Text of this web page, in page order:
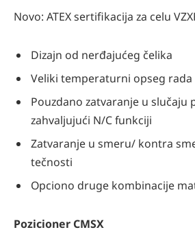
Novo: ATEX sertifikacija za celu
Dizajn od nerđajućeg čelika
Veliki temperaturni opseg rada
Pouzdano zatvaranje u slučaju
zahvaljujući N/C funkciji
Zatvaranje u smeru/ kontra
tečnosti
Opciono druge kombinacije
Pozicioner CMSX